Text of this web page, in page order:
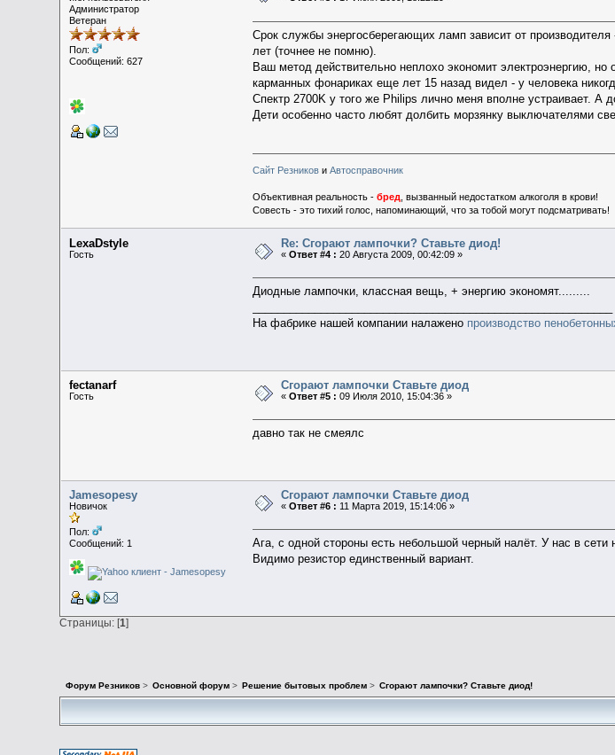
Администратор
Ветеран
Пол:
Сообщений: 627
Срок службы энергосберегающих ламп зависит от
лет (точнее не помню).
Ваш метод действительно неплохо экономит электроэнергию,
карманных фонариках еще лет 15 назад видел - у человека
Спектр 2700K у того же Philips лично меня вполне устраивает.
Дети особенно часто любят долбить морзянку выключателями
Сайт Резникови Автосправочник
Объективная реальность - бред, вызванный недостатком алкоголя в крови!
Совесть - это тихий голос, напоминающий, что за тобой могут подсматривать!
LexaDstyle
Гость
Re: Сгорают лампочки? Ставьте диод!
«Ответ #4 : 20 Августа 2009, 00:42:09 »
Диодные лампочки, классная вещь, + энергию экономят.........
На фабрике нашей компании налажено производство
fectanarf
Гость
Сгорают лампочки Ставьте диод
«Ответ #5 : 09 Июля 2010, 15:04:36 »
давно так не смеялс
Jamesopesy
Новичок
Пол:
Сообщений: 1
Сгорают лампочки Ставьте диод
«Ответ #6 : 11 Марта 2019, 15:14:06 »
Ага, с одной стороны есть небольшой черный налёт. У нас в
Видимо резистор единственный вариант.
Страницы: [1]
Форум Резников> Основной форум> Решение бытовых проблем> Сгорают лампочки? Ставьте диод!